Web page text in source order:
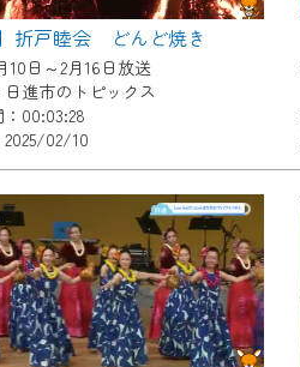
】折戸睦会 どんど焼き
10日～2月16日放送
日進市のトピックス
00:03:28
02/10
いただけません。